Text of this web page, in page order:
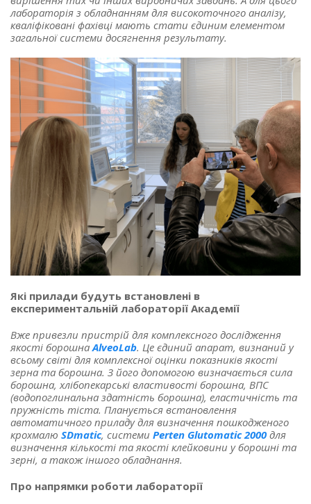
лабораторія з обладнанням для високоточного аналізу,
кваліфіковані фахівці мають стати єдиним елементом
загальної системи досягнення результату.
Які прилади будуть встановлені в
експериментальній лабораторії Академії
Вже привезли пристрій для комплексного дослідження
якості борошнаAlveoLab. Це єдиний апарат, визнаний у
всьому світі для комплексної оцінки показників якості
зерна та борошна. З його допомогою визначається сила
борошна, хлібопекарські властивості борошна, ВПС
(водопоглинальна здатність борошна), еластичність та
пружність тіста. Планується встановлення
автоматичного приладу для визначення пошкодженого
крохмалю SDmatic, системи Perten Glutomatic 2000 для
визначення кількості та якості клейковини у борошні та
зерні, а також іншого обладнання.
Про напрямки роботи лабораторії